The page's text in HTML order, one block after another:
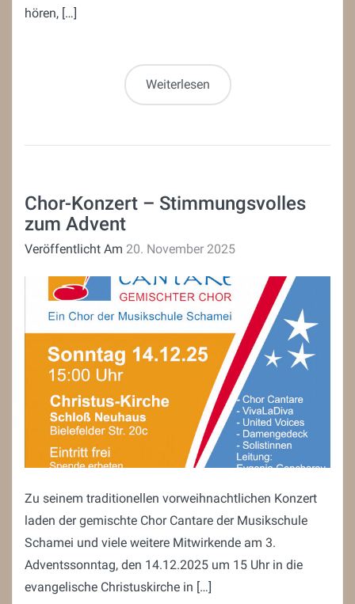
hören, […]
Weiterlesen
Chor-Konzert – Stimmungsvolles
zum Advent
Veröffentlicht Am 20. November 2025
Zu seinem traditionellen vorweihnachtlichen Konzert
laden der gemischte Chor Cantare der Musikschule
Schamei und viele weitere Mitwirkende am 3.
Adventssonntag, den 14.12.2025 um 15 Uhr in die
evangelische Christuskirche in […]